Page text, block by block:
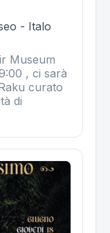
- Italo
Museum
, ci sarà
curato
di